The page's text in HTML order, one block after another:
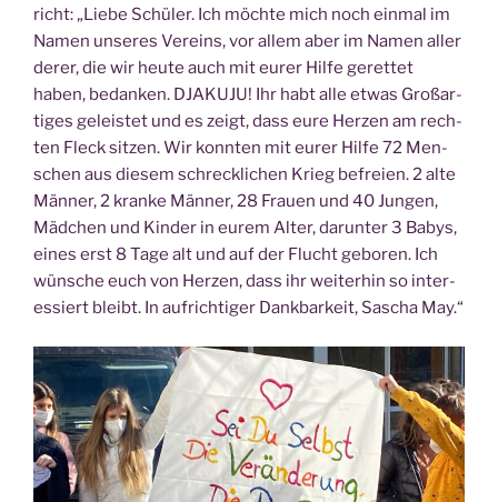
richt: „Lie­be Schü­ler. Ich möch­te mich noch ein­mal im
Namen unse­res Ver­eins, vor allem aber im Namen aller
derer, die wir heu­te auch mit eurer Hil­fe geret­tet
haben, bedan­ken. DJAKUJU! Ihr habt alle etwas Groß­ar­
ti­ges geleis­tet und es zeigt, dass eure Her­zen am rech­
ten Fleck sit­zen. Wir konn­ten mit eurer Hil­fe 72 Men­
schen aus die­sem schreck­li­chen Krieg befrei­en. 2 alte
Män­ner, 2 kran­ke Män­ner, 28 Frau­en und 40 Jun­gen,
Mäd­chen und Kin­der in eurem Alter, dar­un­ter 3 Babys,
eines erst 8 Tage alt und auf der Flucht gebo­ren. Ich
wün­sche euch von Her­zen, dass ihr wei­ter­hin so inter­
es­siert bleibt. In auf­rich­ti­ger Dank­bar­keit, Sascha May.“